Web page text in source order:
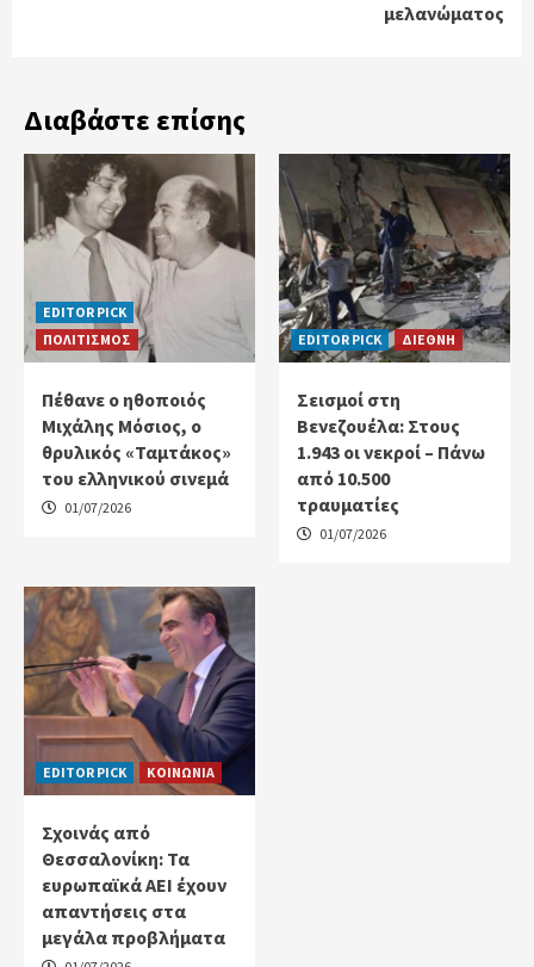
μελανώματος
Διαβάστε επίσης
EDITOR PICK
ΠΟΛΙΤΙΣΜΟΣ
Πέθανε ο ηθοποιός
Μιχάλης Μόσιος, ο
θρυλικός «Ταμτάκος»
του ελληνικού σινεμά
01/07/2026
EDITOR PICK ΔΙΕΘΝΗ
Σεισμοί στη
Βενεζουέλα: Στους
1.943 οι νεκροί – Πάνω
από 10.500
τραυματίες
01/07/2026
EDITOR PICK ΚΟΙΝΩΝΙΑ
Σχοινάς από
Θεσσαλονίκη: Τα
ευρωπαϊκά ΑΕΙ έχουν
απαντήσεις στα
μεγάλα προβλήματα